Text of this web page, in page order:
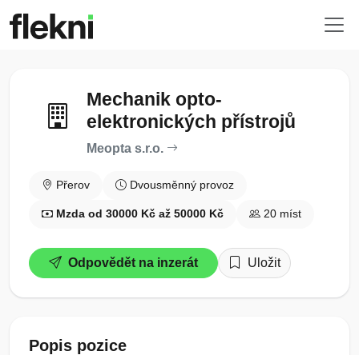
Mechanik opto-
elektronických přístrojů
Meopta s.r.o.
Přerov Dvousměnný provoz
Mzda od 30000 Kč až 50000 Kč 20 míst
Odpovědět na inzerát Uložit
Popis pozice